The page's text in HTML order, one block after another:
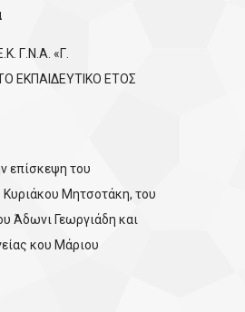
Γ.Ν.Α. «Γ.
ΕΚΠΑΙΔΕΥΤΙΚΟ ΕΤΟΣ
επίσκεψη του
Μητσοτάκη, του
Άδωνι Γεωργιάδη και
κου Μάριου